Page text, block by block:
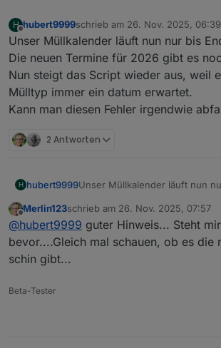
H
Offline
hubert9999schrieb am 26. Nov. 2025, 06:39
zuletzt editiert von
Unser Müllkalender läuft nun nur bis
Die neuen Termine für 2026 gibt es
Nun steigt das Script wieder aus, weil
Mülltyp immer ein datum erwartet.
Kann man diesen Fehler irgendwie
2 Antworten
H hubert9999Unser Müllkalender läuft nun
Nun steigt das Script wieder
Mülltyp immer ein datum
Kann man diesen Fehler
Offline
Merlin123schrieb am 26. Nov. 2025, 07:57
zuletzt editiert von
@hubert9999 guter Hinweis... Steht
bevor....Gleich mal schauen, ob es die
schin gibt...
Beta-Tester